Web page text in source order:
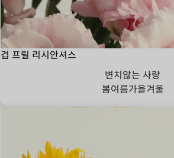
겹 프릴 리시안셔스
변치않는 사랑
봄여름가을겨울